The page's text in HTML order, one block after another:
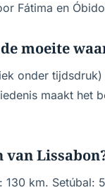
Fátima en
moeite
onder
maakt het
van
km. Setúbal: